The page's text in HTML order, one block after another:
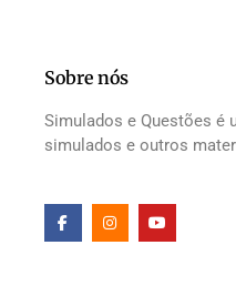
Sobre nós
Simulados e Questões é
simulados e outros